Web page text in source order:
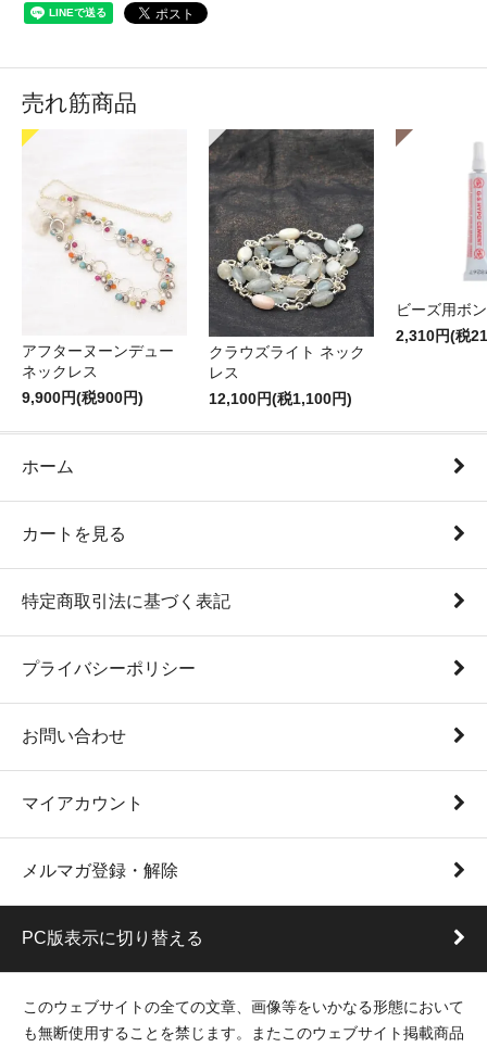
売れ筋商品
アフターヌーンデュー
ネックレス
9,900円(税900円)
クラウズライト ネック
レス
12,100円(税1,100円)
ビーズ用ボ
2,310円(税
ホーム
カートを見る
特定商取引法に基づく表記
プライバシーポリシー
お問い合わせ
マイアカウント
メルマガ登録・解除
PC版表示に切り替える
このウェブサイトの全ての文章、画像等をいかなる形態において
も無断使用することを禁じます。またこのウェブサイト掲載商品